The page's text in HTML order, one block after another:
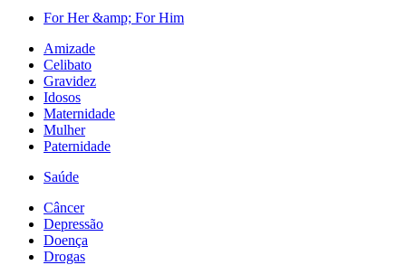
For Her &amp; For Him
Amizade
Celibato
Gravidez
Idosos
Maternidade
Mulher
Paternidade
Saúde
Câncer
Depressão
Doença
Drogas